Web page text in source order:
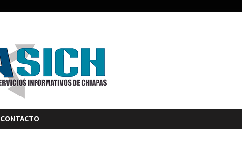
CONTACTO